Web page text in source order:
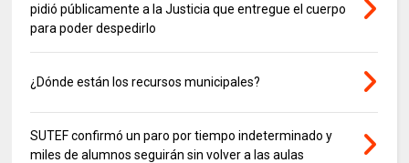
pidió públicamente a la Justicia que entregue el cuerpo
para poder despedirlo
¿Dónde están los recursos municipales?
SUTEF confirmó un paro por tiempo indeterminado y
miles de alumnos seguirán sin volver a las aulas